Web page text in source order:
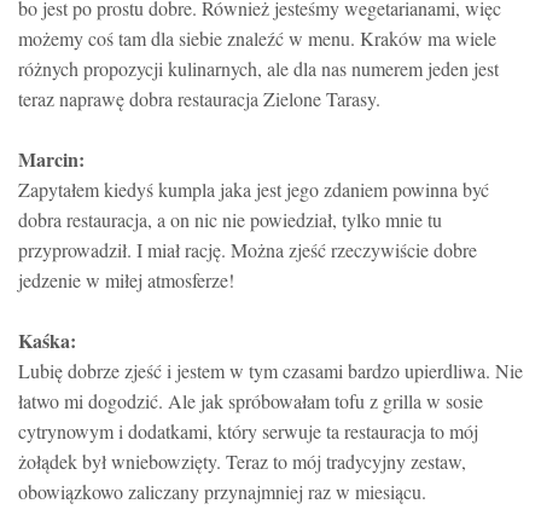
bo jest po prostu dobre. Również jesteśmy wegetarianami, więc
możemy coś tam dla siebie znaleźć w menu. Kraków ma wiele
różnych propozycji kulinarnych, ale dla nas numerem jeden jest
teraz naprawę dobra restauracja Zielone Tarasy.
Marcin:
Zapytałem kiedyś kumpla jaka jest jego zdaniem powinna być
dobra restauracja, a on nic nie powiedział, tylko mnie tu
przyprowadził. I miał rację. Można zjeść rzeczywiście dobre
jedzenie w miłej atmosferze!
Kaśka:
Lubię dobrze zjeść i jestem w tym czasami bardzo upierdliwa. Nie
łatwo mi dogodzić. Ale jak spróbowałam tofu z grilla w sosie
cytrynowym i dodatkami, który serwuje ta restauracja to mój
żołądek był wniebowzięty. Teraz to mój tradycyjny zestaw,
obowiązkowo zaliczany przynajmniej raz w miesiącu.